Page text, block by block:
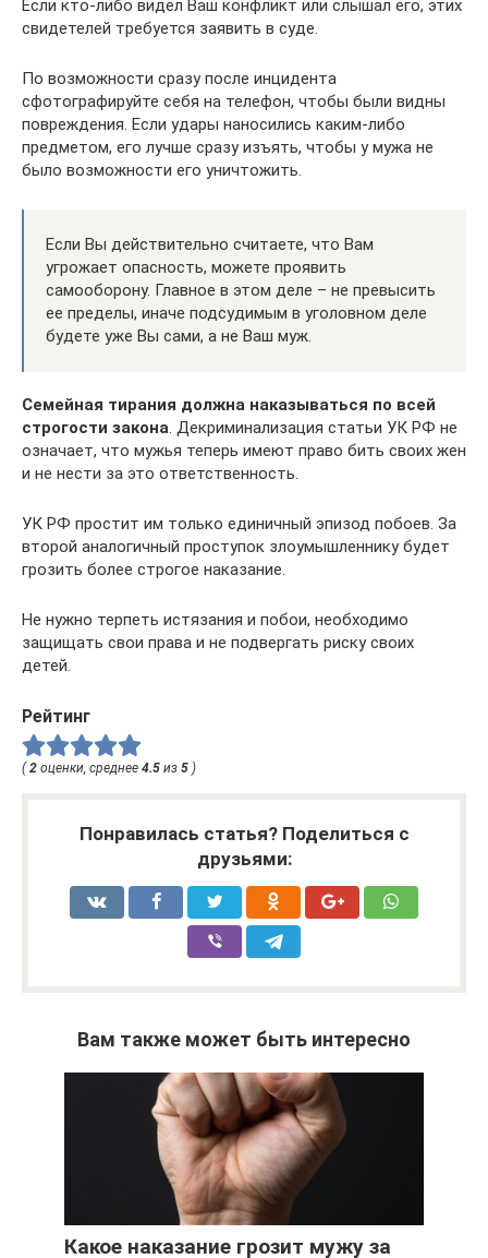
Если кто-либо видел Ваш конфликт или слышал его, этих
свидетелей требуется заявить в суде.
По возможности сразу после инцидента
сфотографируйте себя на телефон, чтобы были видны
повреждения. Если удары наносились каким-либо
предметом, его лучше сразу изъять, чтобы у мужа не
было возможности его уничтожить.
Если Вы действительно считаете, что Вам
угрожает опасность, можете проявить
самооборону. Главное в этом деле – не превысить
ее пределы, иначе подсудимым в уголовном деле
будете уже Вы сами, а не Ваш муж.
Семейная тирания должна наказываться по всей
строгости закона. Декриминализация статьи УК РФ не
означает, что мужья теперь имеют право бить своих жен
и не нести за это ответственность.
УК РФ простит им только единичный эпизод побоев. За
второй аналогичный проступок злоумышленнику будет
грозить более строгое наказание.
Не нужно терпеть истязания и побои, необходимо
защищать свои права и не подвергать риску своих
детей.
Рейтинг
( 2 оценки, среднее 4.5 из 5 )
Понравилась статья? Поделиться с
друзьями:
Вам также может быть интересно
Какое наказание грозит мужу за